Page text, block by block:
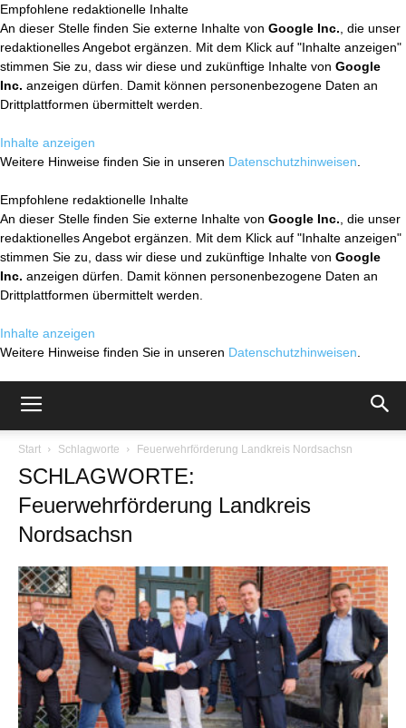
Empfohlene redaktionelle Inhalte
An dieser Stelle finden Sie externe Inhalte von Google Inc. , die unser
redaktionelles Angebot ergänzen. Mit dem Klick auf "Inhalte anzeigen"
stimmen Sie zu, dass wir diese und zukünftige Inhalte von Google
Inc. anzeigen dürfen. Damit können personenbezogene Daten an
Drittplattformen übermittelt werden.
Inhalte anzeigen
Weitere Hinweise finden Sie in unseren Datenschutzhinweisen
Empfohlene redaktionelle Inhalte
An dieser Stelle finden Sie externe Inhalte von Google Inc. , die unser
redaktionelles Angebot ergänzen. Mit dem Klick auf "Inhalte anzeigen"
stimmen Sie zu, dass wir diese und zukünftige Inhalte von Google
Inc. anzeigen dürfen. Damit können personenbezogene Daten an
Drittplattformen übermittelt werden.
Inhalte anzeigen
Weitere Hinweise finden Sie in unseren Datenschutzhinweisen
Start Schlagworte Feuerwehrförderung Landkreis Nordsachsn
SCHLAGWORTE:
Feuerwehrförderung Landkreis
Nordsachsn